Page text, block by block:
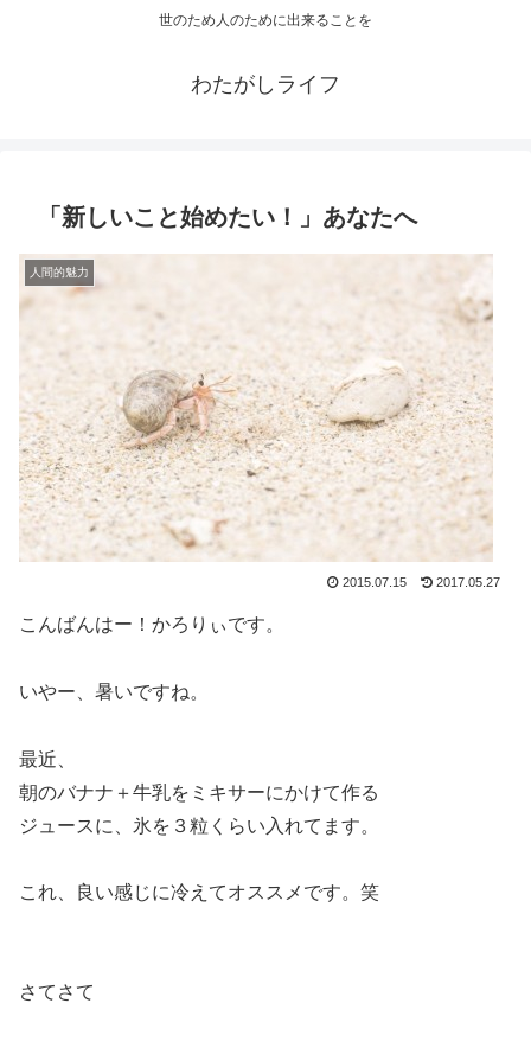
世のため人のために出来ることを
わたがしライフ
「新しいこと始めたい！」あなたへ
人間的魅力
2015.07.15 2017.05.27
こんばんはー！かろりぃです。
いやー、暑いですね。
最近、
朝のバナナ＋牛乳をミキサーにかけて作る
ジュースに、氷を３粒くらい入れてます。
これ、良い感じに冷えてオススメです。笑
さてさて